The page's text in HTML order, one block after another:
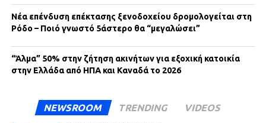
Νέα επένδυση επέκτασης ξενοδοχείου δρομολογείται στη
Ρόδο – Ποιό γνωστό 5άστερο θα “μεγαλώσει”
“Άλμα” 50% στην ζήτηση ακινήτων για εξοχική κατοικία
στην Ελλάδα από ΗΠΑ και Καναδά το 2026
NEWSROOM TRENDING VIDEOS